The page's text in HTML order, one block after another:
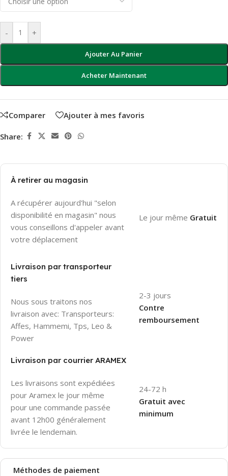
- +
Ajouter Au Panier
Acheter Maintenant
Comparer Ajouter à mes favoris
Share:
À retirer au magasin
A récupérer aujourd'hui "selon
disponibilité en magasin" nous
vous conseillons d'appeler avant
votre déplacement
Le jour même Gratuit
Livraison par transporteur
tiers
Nous sous traitons nos
livraison avec: Transporteurs:
Affes, Hammemi, Tps, Leo &
Power
2-3 jours
Contre
remboursement
Livraison par courrier ARAMEX
Les livraisons sont expédiées
pour Aramex le jour même
pour une commande passée
avant 12h00 généralement
livrée le lendemain.
24-72 h
Gratuit avec
minimum
Méthodes de paiement